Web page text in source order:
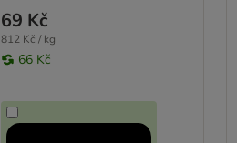
69 Kč
812 Kč / kg
66 Kč